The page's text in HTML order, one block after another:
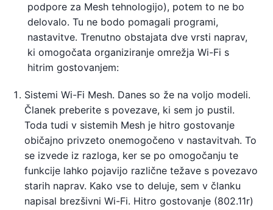
podpore za Mesh tehnologijo), potem to ne bo
delovalo. Tu ne bodo pomagali programi,
nastavitve. Trenutno obstajata dve vrsti naprav,
ki omogočata organiziranje omrežja Wi-Fi s
hitrim gostovanjem:
Sistemi Wi-Fi Mesh. Danes so že na voljo modeli.
Članek preberite s povezave, ki sem jo pustil.
Toda tudi v sistemih Mesh je hitro gostovanje
običajno privzeto onemogočeno v nastavitvah. To
se izvede iz razloga, ker se po omogočanju te
funkcije lahko pojavijo različne težave s povezavo
starih naprav. Kako vse to deluje, sem v članku
napisal brezšivni Wi-Fi. Hitro gostovanje (802.11r)